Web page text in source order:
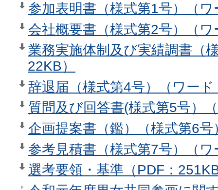
参加表明書（様式第1号）（
会社概要書（様式第2号）（
業務実施体制及び実績調書（
22KB）
辞退届（様式第4号）（ワー
質問及び回答書(様式第5号）
企画提案書（鑑）（様式第6
参考見積書（様式第7号）（
選考要領・基準（PDF：